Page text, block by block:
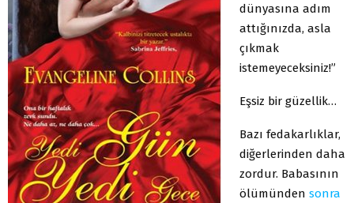
dünyasına adım
attığınızda, asla
çıkmak
istemeyeceksiniz!”
Eşsiz bir güzellik…
Bazı fedakarlıklar,
diğerlerinden daha
zordur. Babasının
ölümünden sonra